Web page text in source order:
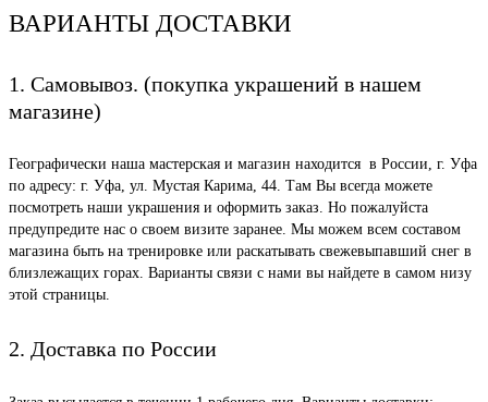
ВАРИАНТЫ ДОСТАВКИ
1. Самовывоз. (покупка украшений в нашем
магазине)
Географически наша мастерская и магазин находится в России, г. Уфа
по адресу: г. Уфа, ул. Мустая Карима, 44. Там Вы всегда можете
посмотреть наши украшения и оформить заказ. Но пожалуйста
предупредите нас о своем визите заранее. Мы можем всем составом
магазина быть на тренировке или раскатывать свежевыпавший снег в
близлежащих горах. Варианты связи с нами вы найдете в самом низу
этой страницы.
2. Доставка по России